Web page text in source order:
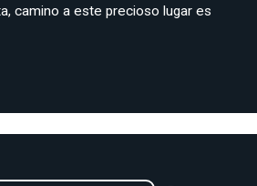
camino a este precioso lugar es